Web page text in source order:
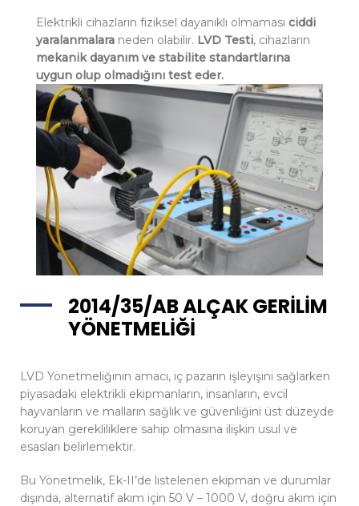
Elektrikli cihazların fiziksel dayanıklı olmaması ciddi
yaralanmalara neden olabilir. LVD Testi, cihazların
mekanik dayanım ve stabilite standartlarına
uygun olup olmadığını test eder.
2014/35/AB ALÇAK GERİLİM
YÖNETMELİĞİ
LVD Yönetmeliğinin amacı, iç pazarın işleyişini sağlarken
piyasadaki elektrikli ekipmanların, insanların, evcil
hayvanların ve malların sağlık ve güvenliğini üst düzeyde
koruyan gerekliliklere sahip olmasına ilişkin usul ve
esasları belirlemektir.
Bu Yönetmelik, Ek-II’de listelenen ekipman ve durumlar
dışında, alternatif akım için 50 V – 1000 V, doğru akım için